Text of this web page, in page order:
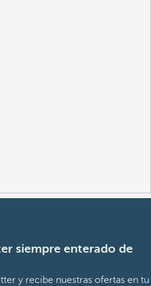
siempre enterado de
y recibe nuestras ofertas en tu